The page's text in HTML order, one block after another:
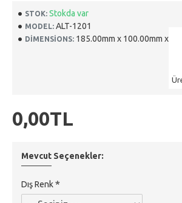
STOK: Stokda var
MODEL: ALT-1201
DIMENSIONS: 185.00mm x 100.00mm x
0,00TL
Mevcut Seçenekler:
Dış Renk